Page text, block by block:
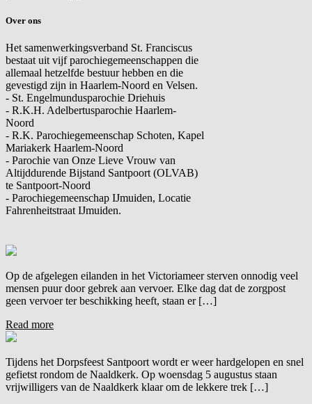
Over ons
Het samenwerkingsverband St. Franciscus
bestaat uit vijf parochiegemeenschappen die
allemaal hetzelfde bestuur hebben en die
gevestigd zijn in Haarlem-Noord en Velsen.
- St. Engelmundusparochie Driehuis
- R.K.H. Adelbertusparochie Haarlem-
Noord
- R.K. Parochiegemeenschap Schoten, Kapel
Mariakerk Haarlem-Noord
- Parochie van Onze Lieve Vrouw van
Altijddurende Bijstand Santpoort (OLVAB)
te Santpoort-Noord
- Parochiegemeenschap IJmuiden, Locatie
Fahrenheitstraat IJmuiden.
Op de afgelegen eilanden in het Victoriameer sterven onnodig veel
mensen puur door gebrek aan vervoer. Elke dag dat de zorgpost
geen vervoer ter beschikking heeft, staan er […]
Read more
Tijdens het Dorpsfeest Santpoort wordt er weer hardgelopen en snel
gefietst rondom de Naaldkerk. Op woensdag 5 augustus staan
vrijwilligers van de Naaldkerk klaar om de lekkere trek […]